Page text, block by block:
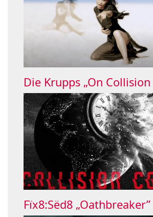
Die Krupps „On Collision
Fïx8:Sëd8 „Oathbreaker”